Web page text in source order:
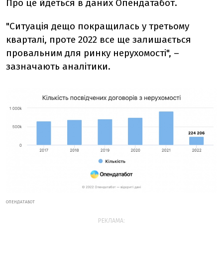
Про це йдеться в даних Опендатабот.
"Ситуація дещо покращилась у третьому
кварталі, проте 2022 все ще залишається
провальним для ринку нерухомості", –
зазначають аналітики.
ОПЕНДАТАБОТ
РЕКЛАМА: